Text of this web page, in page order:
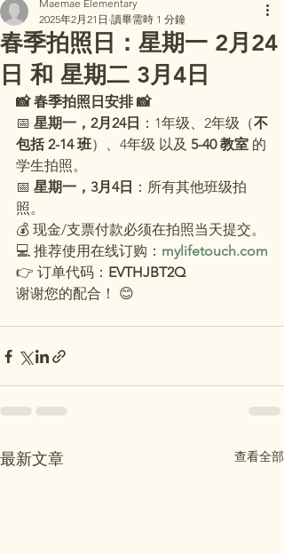
春季拍照日：星期一 2月24
日 和 星期二 3月4日
Maemae Elementary
2025年2月21日 讀畢需時 1 分鐘
📸 春季拍照日安排 📸
📅 星期一，2月24日 ：1年级、2年级（不
包括 2-14 班）、4年级 以及 5-40 教室 的
学生拍照。
📅 星期一，3月4日 ：所有其他班级拍
照。
💰 现金/支票付款必须在拍照当天提交。
💻 推荐使用在线订购： mylifetouch.com
👉 订单代码： EVTHJBT2Q
谢谢您的配合！ 😊
最新文章 查看全部